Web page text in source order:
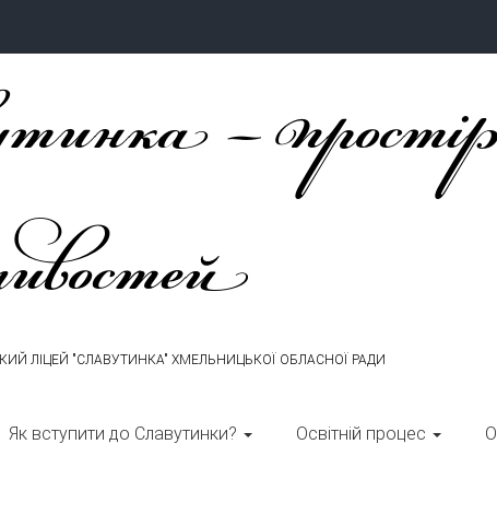
– простір
ЛІЦЕЙ "СЛАВУТИНКА" ХМЕЛЬНИЦЬКОЇ ОБЛАСНОЇ РАДИ
Як вступити до Славутинки? Освітній процес